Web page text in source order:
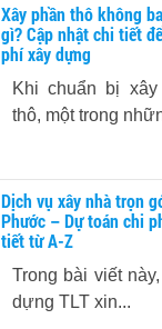
Xây phần thô không
gì? Cập nhật chi tiết
phí xây dựng
Khi chuẩn bị
thô, một trong
Dịch vụ xây nhà trọn
Phước – Dự toán chi
tiết từ A-Z
Trong bài viết
dựng TLT xin...